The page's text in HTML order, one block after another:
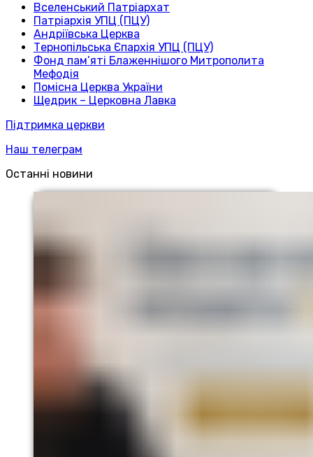
Вселенський Патріархат
Патріархія УПЦ (ПЦУ)
Андріївська Церква
Тернопільська Єпархія УПЦ (ПЦУ)
Фонд пам’яті Блаженнішого Митрополита
Мефодія
Помісна Церква України
Щедрик – Церковна Лавка
Підтримка церкви
Наш телеграм
Останні новини